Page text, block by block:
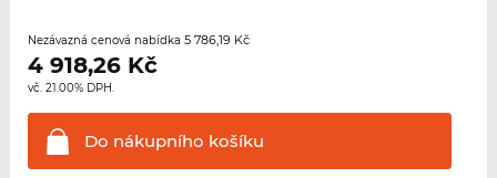
Nezávazná cenová nabídka 5 786,19 Kč
4 918,26Kč
vč. 21.00% DPH.
Do nákupního košíku